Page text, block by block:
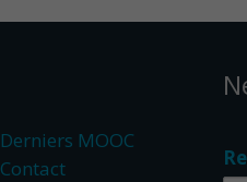
Derniers MOOC
Contact